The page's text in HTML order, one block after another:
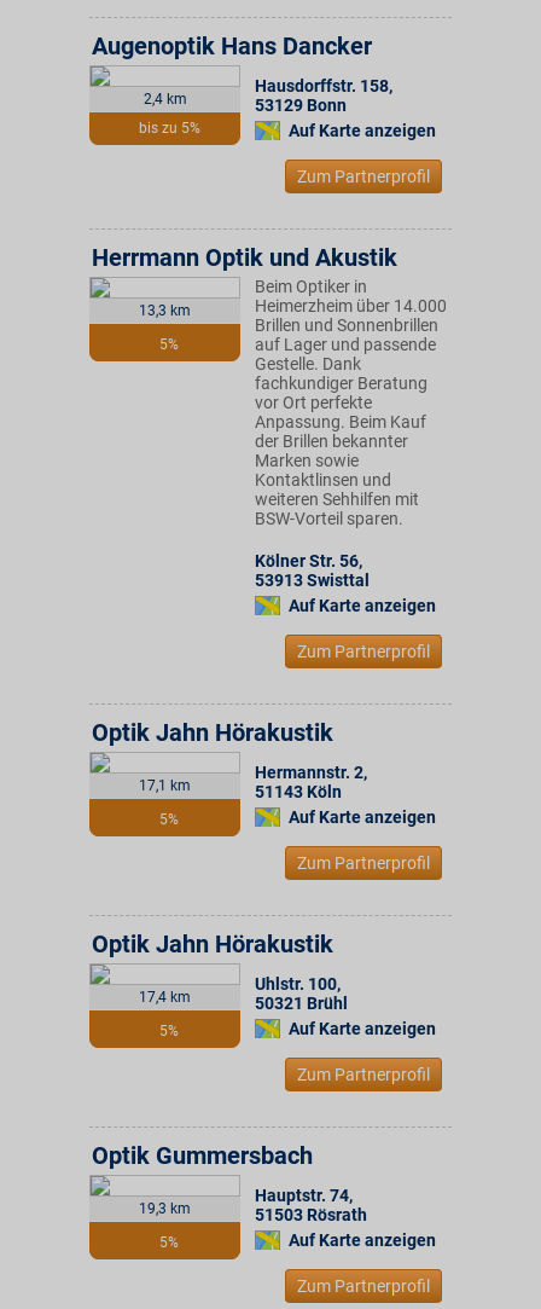
2,4 km
bis zu 5%
Augenoptik Hans Dancker
Hausdorffstr. 158,
53129 Bonn
Auf Karte anzeigen
Zum Partnerprofil
13,3 km
5%
Herrmann Optik und Akustik
Beim Optiker in
Heimerzheim über 14.000
Brillen und Sonnenbrillen
auf Lager und passende
Gestelle. Dank
fachkundiger Beratung
vor Ort perfekte
Anpassung. Beim Kauf
der Brillen bekannter
Marken sowie
Kontaktlinsen und
weiteren Sehhilfen mit
BSW-Vorteil sparen.
Kölner Str. 56,
53913Swisttal
Auf Karte anzeigen
Zum Partnerprofil
17,1 km
5%
Optik Jahn Hörakustik
Hermannstr. 2,
51143 Köln
Auf Karte anzeigen
Zum Partnerprofil
17,4 km
5%
Optik Jahn Hörakustik
Uhlstr. 100,
50321 Brühl
Auf Karte anzeigen
Zum Partnerprofil
19,3 km
5%
Optik Gummersbach
Hauptstr. 74,
51503 Rösrath
Auf Karte anzeigen
Zum Partnerprofil